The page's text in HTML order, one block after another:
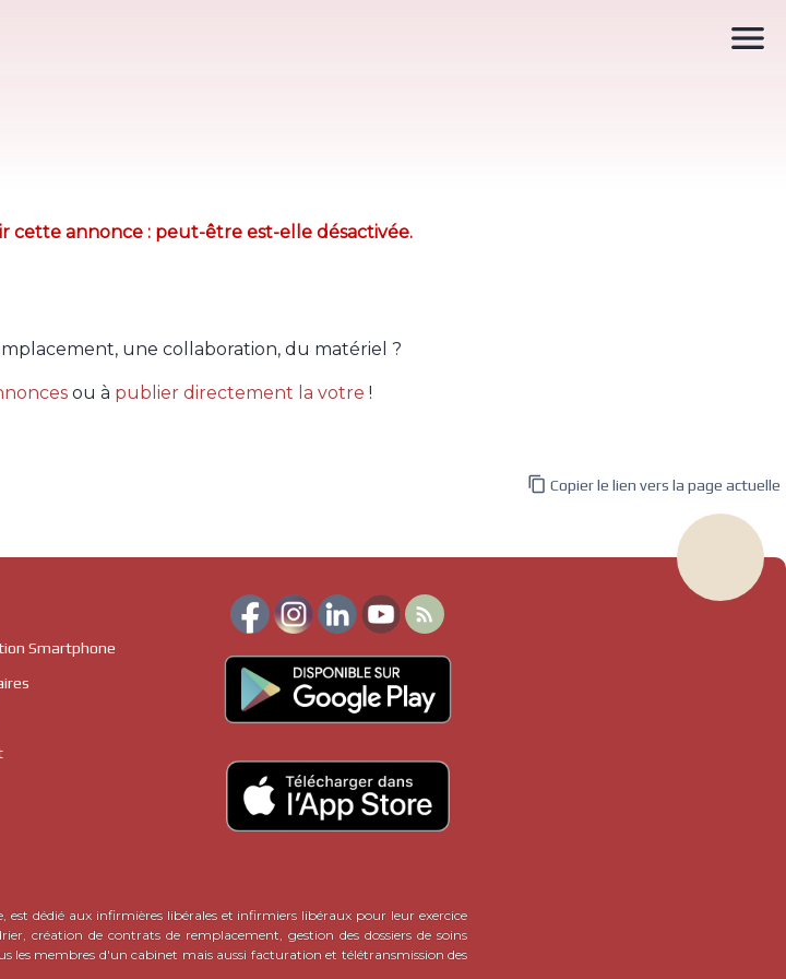
cette annonce : peut-être est-elle désactivée.
une collaboration, du matériel ?
ou à publier directement la votre !

 Copier le lien vers la page actuelle
Smartphone

dédié aux infirmières libérales et infirmiers libéraux pour leur exercice
création de contrats de remplacement, gestion des dossiers de soins
les membres d'un cabinet mais aussi facturation et télétransmission des